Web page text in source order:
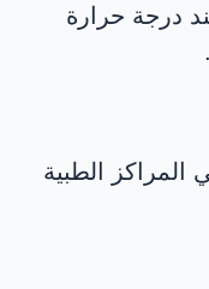
أو عند درجة حرارة
الطبية